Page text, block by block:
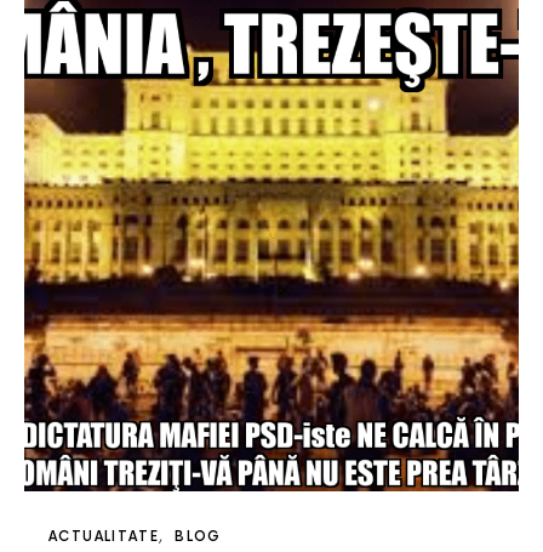
ACTUALITATE BLOG